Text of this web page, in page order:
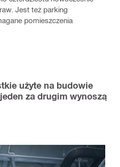
Jest też parking
pomieszczenia
użyte na budowie
za drugim wynoszą